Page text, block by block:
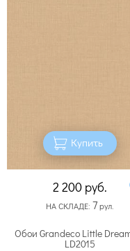
Купить
2 200 руб.
НА СКЛАДЕ: 7рул.
Обои Grandeco Little
LD2015